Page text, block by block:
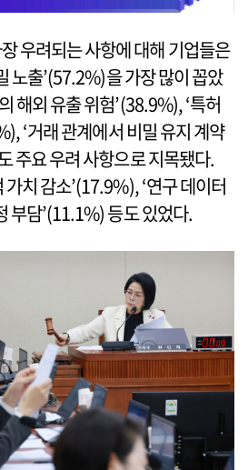
우려되는 사항에 대해 기업들은
노출’(57.2%)을 가장 많이 꼽았
해외 유출 위험’(38.9%), ‘특허
‘거래 관계에서 비밀 유지 계약
주요 우려 사항으로 지목됐다.
가치 감소’(17.9%), ‘연구 데이터
부담’(11.1%) 등도 있었다.